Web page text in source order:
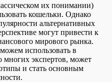
их понимании)
кошельки. Однако
альтернативных
могут привести к
мирового рынка.
использовать в
экспертов, может
и стать основным